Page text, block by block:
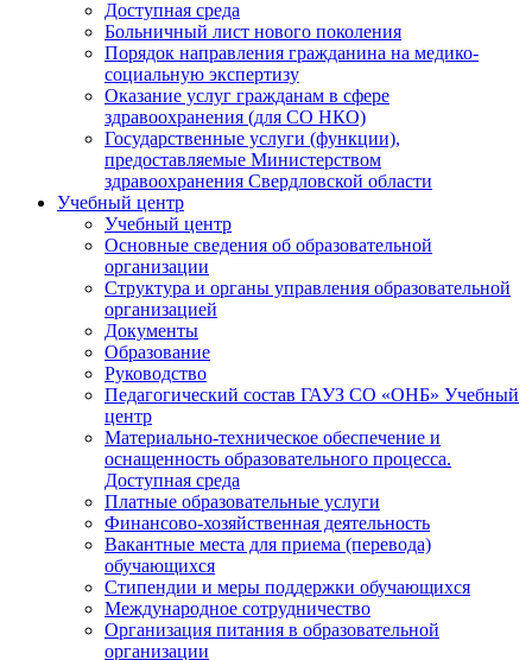
Доступная среда
Больничный лист нового поколения
Порядок направления гражданина на медико-
социальную экспертизу
Оказание услуг гражданам в сфере
здравоохранения (для СО НКО)
Государственные услуги (функции),
предоставляемые Министерством
здравоохранения Свердловской области
Учебный центр
Учебный центр
Основные сведения об образовательной
организации
Структура и органы управления образовательной
организацией
Документы
Образование
Руководство
Педагогический состав ГАУЗ СО «ОНБ» Учебный
центр
Материально-техническое обеспечение и
оснащенность образовательного процесса.
Доступная среда
Платные образовательные услуги
Финансово-хозяйственная деятельность
Вакантные места для приема (перевода)
обучающихся
Стипендии и меры поддержки обучающихся
Международное сотрудничество
Организация питания в образовательной
организации